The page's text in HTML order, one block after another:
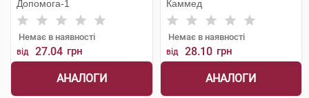
Допомога-1
Немає в наявності
від 27.04 грн
АНАЛОГИ
Каммед
Немає в наявності
від 28.10 грн
АНАЛОГИ